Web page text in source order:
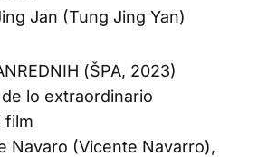
Jan (Tung Jing Yan)
(ŠPA, 2023)
lo extraordinario
film
Navaro (Vicente Navarro),